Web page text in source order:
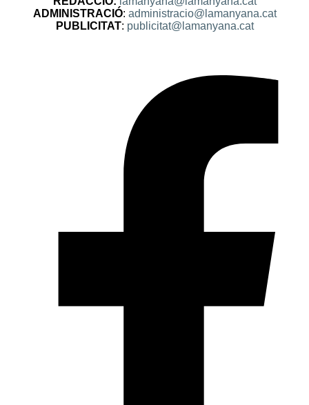
ADMINISTRACIÓ: administracio@lamanyana.cat
PUBLICITAT: publicitat@lamanyana.cat